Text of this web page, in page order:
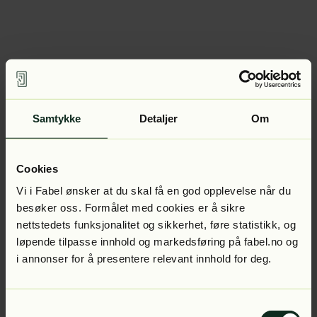
Samtykke Detaljer Om
Cookies
Vi i Fabel ønsker at du skal få en god opplevelse når du
besøker oss. Formålet med cookies er å sikre
nettstedets funksjonalitet og sikkerhet, føre statistikk, og
løpende tilpasse innhold og markedsføring på fabel.no og
i annonser for å presentere relevant innhold for deg.